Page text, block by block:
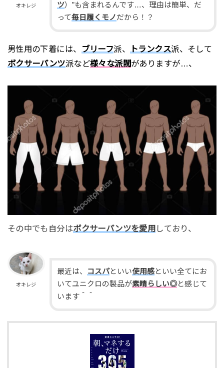
オキレジ
ツ）”も含まれるんです…、理由は簡単、だ
って毎日履くモノだから！？
男性用の下着には、 ブリーフ派、 トランクス派、そして
ボクサーパンツ派など様々な派閥がありますが…、
その中でも自分はボクサーパンツを愛用 しており、
オキレジ
最近は、 コスパといい使用感といい全てにお
いてユニクロの製品が素晴らしい◎と感じて
います＾＾